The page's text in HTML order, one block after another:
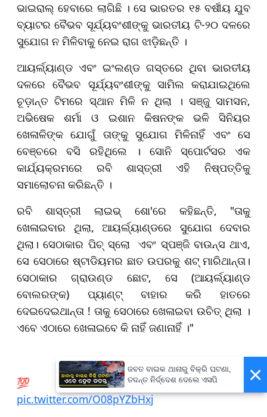
ଭାଇରାଲ୍ ହେବାରେ ଲାଗିଛି । ସେ ଭାରତର ୧୫ ବର୍ଷୀୟ ଯୁବ
ବ୍ୟାଟର ବୈଭବ ସୂର୍ଯ୍ୟବଂଶୀଙ୍କୁ ଭାରତୀୟ ଟି-୨୦ ଦଳରେ
ସୁଯୋଗ ନ ମିଳିବାକୁ ନେଇ ରାଗ ଝାଡ଼ିଛନ୍ତି ।
ଆୟର୍ଲ୍ୟାଣ୍ଡ ଏବଂ ଇଂଲଣ୍ଡ ଗସ୍ତରେ ଥିବା ଭାରତୀୟ
ଦଳରେ ବୈଭବ ସୂର୍ଯ୍ୟବଂଶୀଙ୍କୁ ସାମିଲ କରାଯାଇଥିଲେ
ଚୂଡ଼ାନ୍ତ ଟିମରେ ସ୍ଥାନ ମିଳି ନ ଥିଲା । ସଞ୍ଜୁ ସାମସନ,
ଅଭିଷେକ ଶର୍ମା ଓ ଇଶାନ କିଷନଙ୍କ ଭଳି ସିନିୟର
ଖେଳାଳିଙ୍କ ଯୋଗୁଁ ତାଙ୍କୁ ସୁଯୋଗ ମିଳିନାହିଁ ଏବଂ ସେ
ବେଞ୍ଚରେ ବସି ରହିଥିଲେ । ସୋନି ସ୍ପୋର୍ଟସର ଏକ
କାର୍ଯ୍ୟକ୍ରମରେ ରବି ଶାସ୍ତ୍ରୀ ଏହି ନିଷ୍ପତ୍ତିକୁ
ସମାଲୋଚନା କରିଛନ୍ତି ।
ରବି ଶାସ୍ତ୍ରୀ ଲାଇଭ୍ ଶୋ'ରେ କହିଛନ୍ତି, "ତାକୁ
ଖେଳାଇବାର ଥିଲା, ଆୟର୍ଲ୍ୟାଣ୍ଡରେ ସୁଯୋଗ ଦେବାର
ଥିଲା। ସେଠାକାର ପିଚ୍ ସ୍ଲୋ ଏବଂ ସ୍ପଞ୍ଜି ବାଉନ୍ସ ଥାଏ,
ସେ ସେଠାରେ ଷ୍ଟାଡିୟମର ଛାତ ଉପରକୁ ଶଟ୍ ମାରିଥାନ୍ତା।
ସେଠାକାର ଗ୍ରାଉଣ୍ଡ ଛୋଟ, ସେ (ଆୟର୍ଲ୍ୟାଣ୍ଡ
ବୋଲରଙ୍କ) ପ୍ୟାଣ୍ଟ୍ ବାହାର କରି ହାତରେ
ଦେଇଦେଇଥାନ୍ତା ! ତାକୁ ସେଠାରେ ଖେଳାଇବା ଉଚିତ୍ ଥିଲା ।
ଏବେ ଏଠାରେ ଖେଳାଇବେ କି ନାହିଁ ଜଣାନାହିଁ ।"
💯 agree with@RaviShastriOfc
pic.twitter.com/O08pYZbHxj
×
ଜବତ ବାଇକ ଥାନାରୁ ବିକ୍ରି ଘଟଣା,
ତଦନ୍ତ ନିର୍ଦ୍ଦେଶ ଦେଲେ ଏସପି